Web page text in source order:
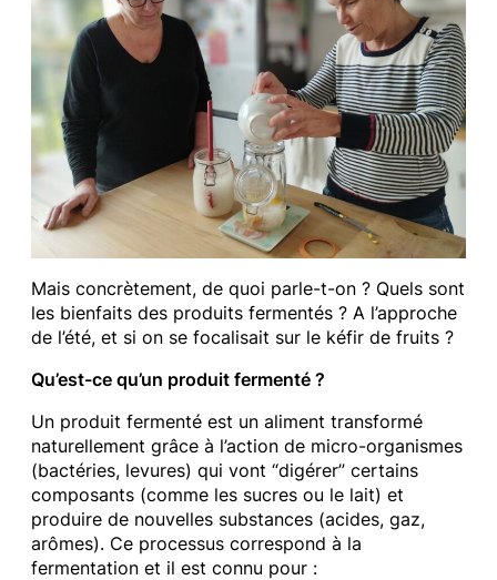
Mais concrètement, de quoi parle-t-on ? Quels sont
les bienfaits des produits fermentés ? A l’approche
de l’été, et si on se focalisait sur le kéfir de fruits ?
Qu’est-ce qu’un produit fermenté ?
Un produit fermenté est un aliment transformé
naturellement grâce à l’action de micro-organismes
(bactéries, levures) qui vont “digérer” certains
composants (comme les sucres ou le lait) et
produire de nouvelles substances (acides, gaz,
arômes). Ce processus correspond à la
fermentation et il est connu pour :